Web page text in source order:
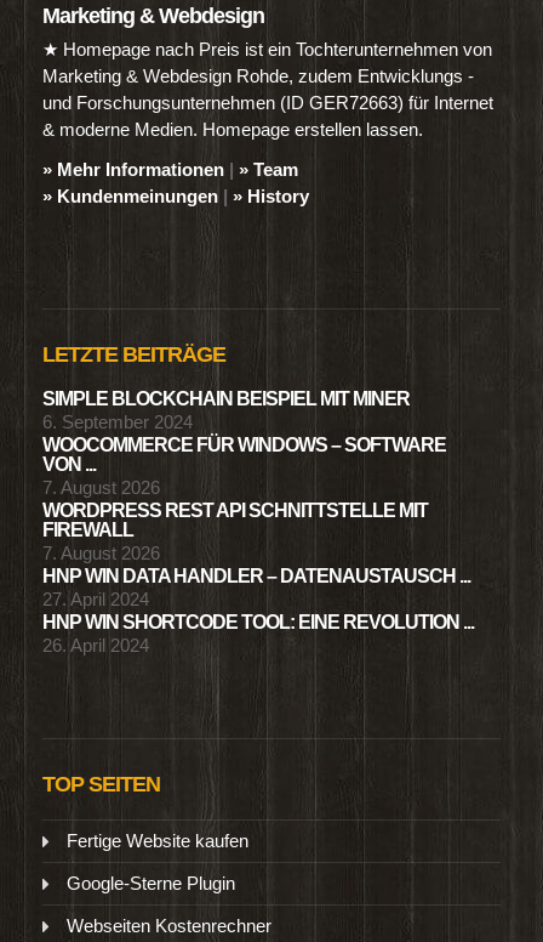
Marketing & Webdesign
★ Homepage nach Preis ist ein Tochterunternehmen von
Marketing & Webdesign Rohde, zudem Entwicklungs -
und Forschungsunternehmen (ID GER72663) für Internet
& moderne Medien. Homepage erstellen lassen.
» Mehr Informationen | » Team
» Kundenmeinungen | » History
LETZTE BEITRÄGE
SIMPLE BLOCKCHAIN BEISPIEL MIT MINER
6. September 2024
WOOCOMMERCE FÜR WINDOWS – SOFTWARE
VON ...
7. August 2026
WORDPRESS REST API SCHNITTSTELLE MIT
FIREWALL
7. August 2026
HNP WIN DATA HANDLER – DATENAUSTAUSCH ...
27. April 2024
HNP WIN SHORTCODE TOOL: EINE REVOLUTION ...
26. April 2024
TOP SEITEN
Fertige Website kaufen
Google-Sterne Plugin
Webseiten Kostenrechner